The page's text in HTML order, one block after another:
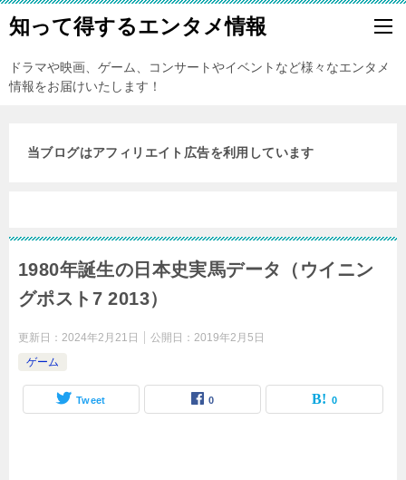
知って得するエンタメ情報
ドラマや映画、ゲーム、コンサートやイベントなど様々なエンタメ
情報をお届けいたします！
当ブログはアフィリエイト広告を利用しています
1980年誕生の日本史実馬データ（ウイニン
グポスト7 2013）
更新日： 2024年2月21日 公開日： 2019年2月5日
ゲーム
Tweet 0 0